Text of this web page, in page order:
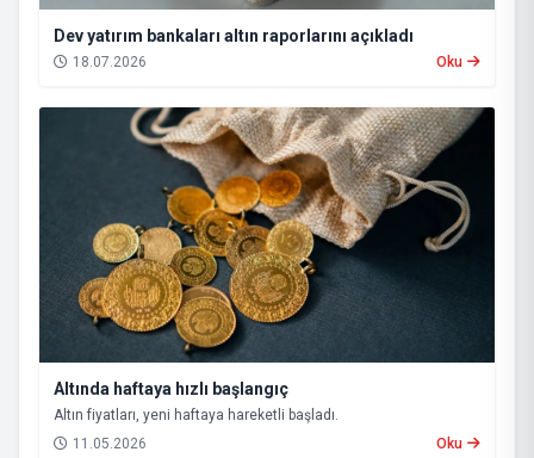
Dev yatırım bankaları altın raporlarını açıkladı
18.07.2026 Oku
Altında haftaya hızlı başlangıç
Altın fiyatları, yeni haftaya hareketli başladı.
11.05.2026
Oku